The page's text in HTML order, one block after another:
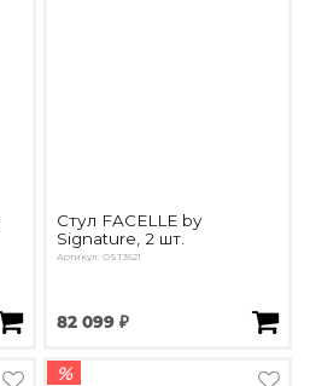
Стул FACELLE by
Signature, 2 шт.
Артикул: OST3621
82 099 ₽
%